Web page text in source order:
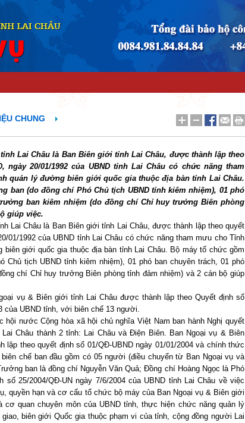
CHUNG
Lai Châu là Ban Biên giới tỉnh Lai Châu, được thành lập theo
ngày 20/01/1992 của UBND tỉnh Lai Châu có chức năng tham
quản lý đường biên giới quốc gia thuộc địa bàn tỉnh Lai Châu.
ban (do đồng chí Phó Chủ tịch UBND tỉnh kiêm nhiệm), 01 phó
ban kiêm nhiệm (do đồng chí Chỉ huy trưởng Biên phòng
giúp việc.
Lai Châu là Ban Biên giới tỉnh Lai Châu, được thành lập theo quyết
01/1992 của UBND tỉnh Lai Châu có chức năng tham mưu cho Tỉnh
biên giới quốc gia thuộc địa bàn tỉnh Lai Châu. Bộ máy tổ chức gồm
Chủ tịch UBND tỉnh kiêm nhiệm), 01 phó ban chuyên trách, 01 phó
chí Chỉ huy trưởng Biên phòng tỉnh đảm nhiệm) và 2 cán bộ giúp
& Biên giới tỉnh Lai Châu được thành lập theo Quyết định số
của UBND tỉnh, với biên chế 13 người.
nước Cộng hòa xã hội chủ nghĩa Việt Nam ban hành Nghị quyết
Lai Châu thành 2 tỉnh: Lai Châu và Điện Biên. Ban Ngoại vụ & Biên
lập theo quyết định số 01/QĐ-UBND ngày 01/01/2004 và chính thức
chế ban đầu gồm có 05 người (điều chuyển từ Ban Ngoại vụ và
ban là đồng chí Nguyễn Văn Quả; Đồng chí Hoàng Ngọc là Phó
số 25/2004/QĐ-UN ngày 7/6/2004 của UBND tỉnh Lai Châu về việc
quyền hạn và cơ cấu tổ chức bộ máy của Ban Ngoại vụ & Biên giới
quan chuyên môn của UBND tỉnh, thực hiện chức năng quản lý
biên giới Quốc gia thuộc phạm vi của tỉnh, cộng đồng người Lai